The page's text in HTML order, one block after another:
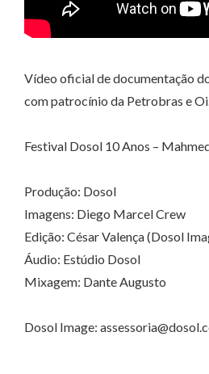
Vídeo oficial de documentação
com patrocínio da Petrobras e
Festival Dosol 10 Anos –
Produção: Dosol
Imagens: Diego Marcel Crew
Edição: César Valença (Dosol
Áudio: Estúdio Dosol
Mixagem: Dante Augusto
Dosol Image: